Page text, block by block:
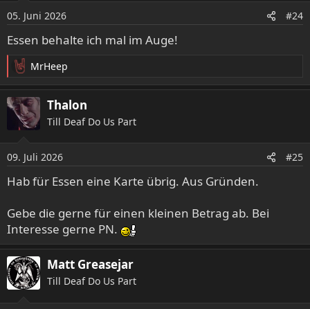
n
e
n
05. Juni 2026 #24
Essen behalte ich mal im Auge!
R
e
a
k
n
e
n
MrHeep
Thalon
Till Deaf Do Us Part
09. Juli 2026 #25
Hab für Essen eine Karte übrig. Aus Gründen.
Gebe die gerne für einen kleinen Betrag ab. Bei
Interesse gerne PN.
Matt Greasejar
Till Deaf Do Us Part